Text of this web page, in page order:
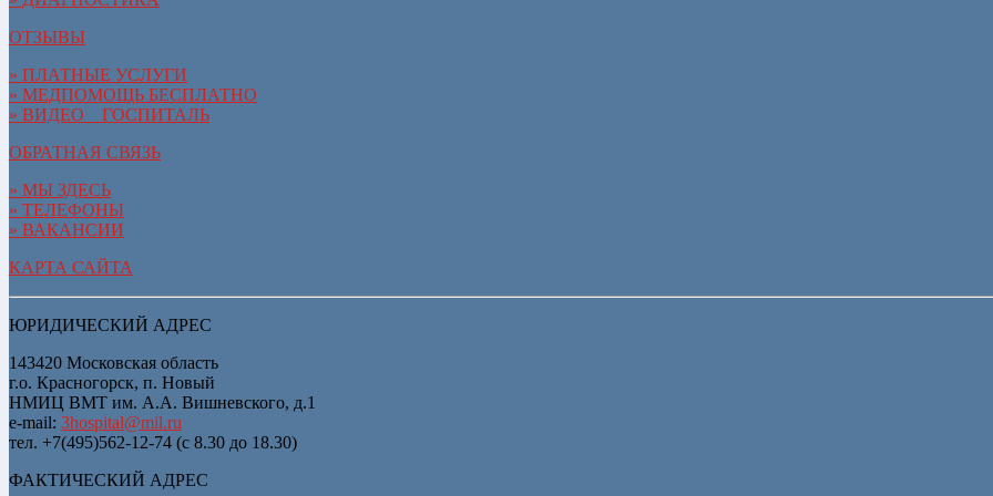
ОТЗЫВЫ
» ПЛАТНЫЕ УСЛУГИ
» МЕДПОМОЩЬ БЕСПЛАТНО
» ВИДЕО__ГОСПИТАЛЬ
ОБРАТНАЯ СВЯЗЬ
» МЫ ЗДЕСЬ
» ТЕЛЕФОНЫ
» ВАКАНСИИ
КАРТА САЙТА
ЮРИДИЧЕСКИЙ АДРЕС
143420 Московская область
г.о. Красногорск, п. Новый
НМИЦ ВМТ им. А.А. Вишневского, д.1
e-mail: 3hospital@mil.ru
тел. +7(495)562-12-74 (с 8.30 до 18.30)
ФАКТИЧЕСКИЙ АДРЕС